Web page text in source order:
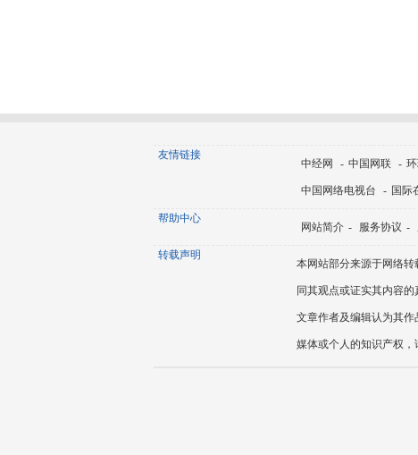
友情链接
中经网 - 中国网联 -
中国网络电视台 - 国际
帮助中心
网站简介 - 服务协议 -
转载声明
本网站部分来源于网络
同其观点或证实其内容
文章作者及编辑认为其
媒体或个人的知识产权，